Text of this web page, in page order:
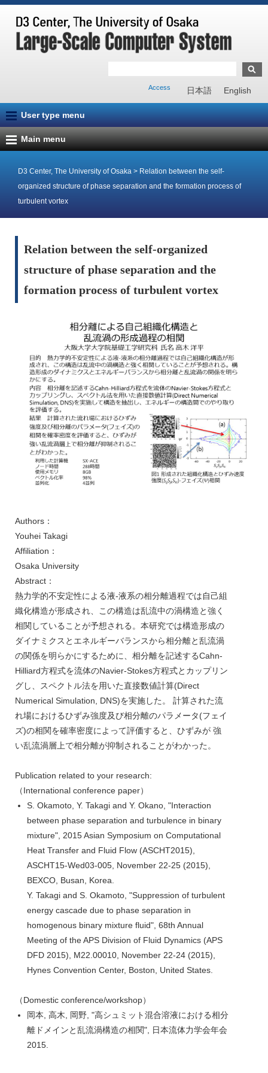
日本語 English
Access
User type menu
Main menu
D3 Center, The University of Osaka > Relation between the self-
organized structure of phase separation and the formation process of
turbulent vortex
Relation between the self-organized
structure of phase separation and the
formation process of turbulent vortex
Authors：
Youhei Takagi
Affiliation：
Osaka University
Abstract：
熱力学的不安定性による液-液系の相分離過程では自己組
織化構造が形成され、この構造は乱流中の渦構造と強く
相関していることが予想される。本研究では構造形成の
ダイナミクスとエネルギーバランスから相分離と乱流渦
の関係を明らかにするために、相分離を記述するCahn-
Hilliard方程式を流体のNavier-Stokes方程式とカップリン
グし、スペクトル法を用いた直接数値計算(Direct
Numerical Simulation, DNS)を実施した。 計算された流
れ場におけるひずみ強度及び相分離のパラメータ(フェイ
ズ)の相関を確率密度によって評価すると、ひずみが 強
い乱流渦層上で相分離が抑制されることがわかった。
Publication related to your research:
（International conference paper）
S. Okamoto, Y. Takagi and Y. Okano, "Interaction
between phase separation and turbulence in binary
mixture", 2015 Asian Symposium on Computational
Heat Transfer and Fluid Flow (ASCHT2015),
ASCHT15-Wed03-005, November 22-25 (2015),
BEXCO, Busan, Korea.
Y. Takagi and S. Okamoto, "Suppression of turbulent
energy cascade due to phase separation in
homogenous binary mixture fluid", 68th Annual
Meeting of the APS Division of Fluid Dynamics (APS
DFD 2015), M22.00010, November 22-24 (2015),
Hynes Convention Center, Boston, United States.
（Domestic conference/workshop）
岡本, 高木, 岡野, "高シュミット混合溶液における相分
離ドメインと乱流渦構造の相関", 日本流体力学会年会
2015.